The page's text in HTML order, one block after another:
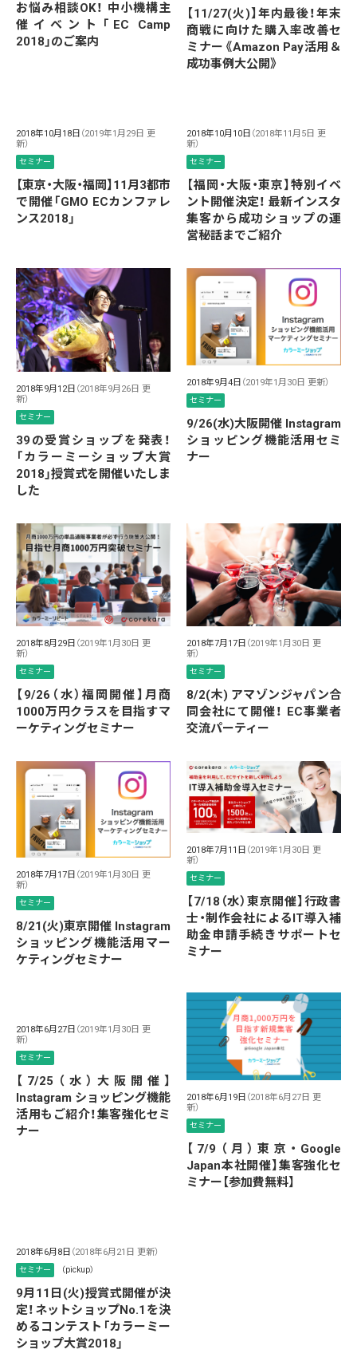
お悩み相談OK！ 中小機構主
催イベント「EC Camp
2018」のご案内
【11/27(火)】年内最後！年末
商戦に向けた購入率改善セ
ミナー《Amazon Pay活用＆
成功事例大公開》
2018年10月18日 （2019年1月29日 更
新）
セミナー
【東京・大阪・福岡】11月3都市
で開催「GMO ECカンファレ
ンス2018」
2018年10月10日 （2018年11月5日 更
新）
セミナー
【福岡・大阪・東京】特別イベ
ント開催決定！ 最新インスタ
集客から成功ショップの運
営秘話までご紹介
2018年9月12日 （2018年9月26日 更
新）
セミナー
39の受賞ショップを発表！
「カラーミーショップ大賞
2018」授賞式を開催いたしま
した
2018年9月4日 （2019年1月30日 更新）
セミナー
9/26(水)大阪開催 Instagram
ショッピング機能活用セミ
ナー
2018年8月29日 （2019年1月30日 更
新）
セミナー
【9/26（水）福岡開催】月商
1000万円クラスを目指すマ
ーケティングセミナー
2018年7月17日 （2019年1月30日 更
新）
セミナー
8/2(木) アマゾンジャパン合
同会社にて開催！ EC事業者
交流パーティー
2018年7月17日 （2019年1月30日 更
新）
セミナー
8/21(火)東京開催 Instagram
ショッピング機能活用マー
ケティングセミナー
2018年7月11日 （2019年1月30日 更
新）
セミナー
【7/18（水）東京開催】行政書
士・制作会社によるIT導入補
助金申請手続きサポートセ
ミナー
2018年6月27日 （2019年1月30日 更
新）
セミナー
【7/25（水）大阪開催】
Instagram ショッピング機能
活用もご紹介！集客強化セミ
ナー
2018年6月19日 （2018年6月27日 更
新）
セミナー
【7/9（月）東京・Google
Japan本社開催】集客強化セ
ミナー【参加費無料】
2018年6月8日 （2018年6月21日 更新）
セミナー （pickup）
9月11日(火)授賞式開催が決
定！ネットショップNo.1を決
めるコンテスト「カラーミー
ショップ大賞2018」